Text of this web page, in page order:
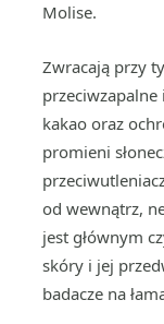
Molise.
Zwracają przy
przeciwzapalne
kakao oraz
promieni
od wewnątrz,
jest głównym
skóry i jej
badacze na